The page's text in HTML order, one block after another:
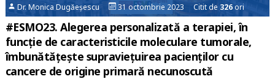
Dr. Monica Dugăeșescu 31 octombrie 2023 Citit de 326ori
#ESMO23. Alegerea personalizată a terapiei, în
funcție de caracteristicile moleculare tumorale,
îmbunătăţeşte supravieţuirea pacienților cu
cancere de origine primară necunoscută